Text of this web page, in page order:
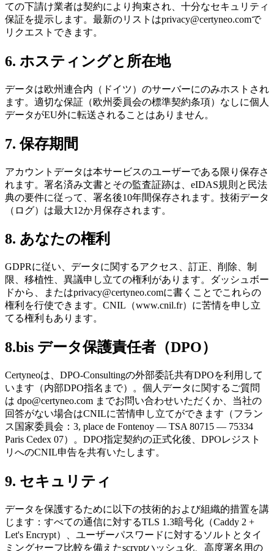
ての下請け業者は契約により拘束され、十分なセキュリティ
保証を提示します。最新のリストはprivacy@certyneo.comで
リクエストできます。
6. ホスティングと所在地
データは欧州連合内（ドイツ）のサーバーにのみホストされ
ます。適切な保証（欧州委員会の標準契約条項）なしに個人
データがEU外に転送されることはありません。
7. 保存期間
アカウントデータは本サービスのユーザーである限り保存さ
れます。署名済み文書とその監査証跡は、eIDAS規則と民法
典の要件に従って、署名後10年間保存されます。技術データ
（ログ）は最大12か月保存されます。
8. あなたの権利
GDPRに従い、データに関するアクセス、訂正、削除、制
限、移植性、異議申し立ての権利があります。ダッシュボー
ドから、またはprivacy@certyneo.comに書くことでこれらの
権利を行使できます。CNIL（www.cnil.fr）に苦情を申し立
てる権利もあります。
8.bis データ保護責任者（DPO）
Certyneoは、DPO-Consultingの外部委託共有DPOを利用して
います（内部DPO指名まで）。個人データに関するご質問
は dpo@certyneo.com までお問い合わせいただくか、当社の
回答がない場合はCNILに苦情申し立てができます（フラン
ス国家委員会：3, place de Fontenoy — TSA 80715 — 75334
Paris Cedex 07）。DPO指定契約の正式化後、DPOレジスト
リへのCNIL申告を共有いたします。
9. セキュリティ
データを保護するために以下の技術的および組織的措置を講
じます：すべての通信に対するTLS 1.3暗号化（Caddy 2 +
Let's Encrypt）、ユーザーパスワードに対するソルトとタイ
ミングセーフ比較を備えたscryptハッシュ化、高度署名用の